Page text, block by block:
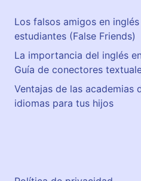
Los falsos amigos en
estudiantes (False Friends)
La importancia del inglés
Guía de conectores
Ventajas de las academias
idiomas para tus hijos